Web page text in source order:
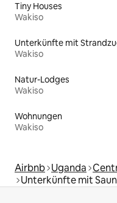
Tiny Houses
Wakiso
Wakiso
Natur-Lodges
Wakiso
Wohnungen
Wakiso
Airbnb Uganda
Unterkünfte mit